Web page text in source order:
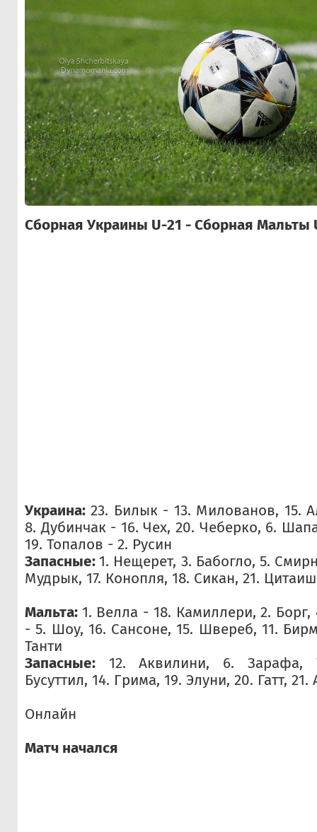
Сборная Украины U-21 - Сборная Мальты
Украина: 23. Билык - 13. Милованов, 15.
8. Дубинчак - 16. Чех, 20. Чеберко, 6.
19. Топалов - 2. Русин
Запасные: 1. Нещерет, 3. Бабогло, 5.
Мудрык, 17. Конопля, 18. Сикан, 21.
Мальта: 1. Велла - 18. Камиллери, 2.
- 5. Шоу, 16. Сансоне, 15. Швереб, 11.
Танти
Запасные: 12. Аквилини, 6. Зарафа,
Бусуттил, 14. Грима, 19. Элуни, 20. Гатт, 21.
Онлайн
Матч начался